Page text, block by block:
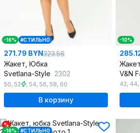
-16% #СТИЛЬНО
271.79 BYN323.56
Жакет, Юбка
Svetlana-Style 2302
50, 52 , 54, 56, 58, 60
В корзину
-10%
V&N
42, 44,
%
-16%
#СТИЛЬНО